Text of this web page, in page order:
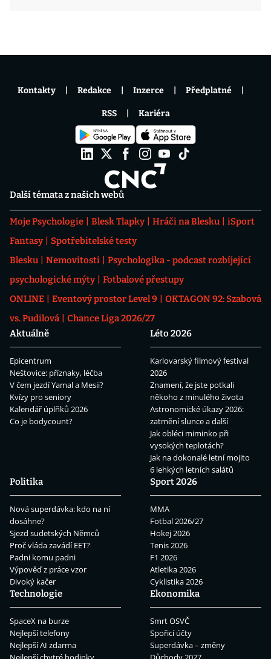
Další témata z našich webů
Moje Psychologie Blesk Tlapky Hráči na Blesku
iSport
Fantasy
Spotřebitelské testy
Blesku
Nemovitosti
Psychologika - podcast rozbíjející
psychologické mýty
Fotbalové přestupy
ONLINE
Eventový prostor Level 9
OKTAGON 92: Szabová
vs. Pudilová
Chance Liga 2026/27
Aktuálně
Epicentrum
Neštovice: příznaky, léčba
V čem jezdí Yamal a Mesii?
Kvízy pro seniory
Kalendář úplňků 2026
Co je bodycount?
Léto 2026
Karlovarský filmový festival
2026
Znamení, že jste potkali
někoho z minulého života
Astronomické úkazy 2026:
zatmění slunce a další
Jak obléci miminko při
vysokých teplotách?
Jak na dokonalé letní mojito
6 lehkých letních salátů
Politika
Nová superdávka: kdo na ní
dosáhne?
Sjezd sudetských Němců
Proč vláda zavádí EET?
Padni komu padni
Výpověď z práce vzor
Divoký kačer
Sport 2026
MMA
Fotbal 2026/27
Hokej 2026
Tenis 2026
F1 2026
Atletika 2026
Cyklistika 2026
Technologie
SpaceX na burze
Nejlepší telefony
Nejlepší AI zdarma
Ekonomika
Smrt OSVČ
Spořicí účty
Superdávka – změny
Kontakty Redakce Inzerce Předplatné
RSS Kariéra